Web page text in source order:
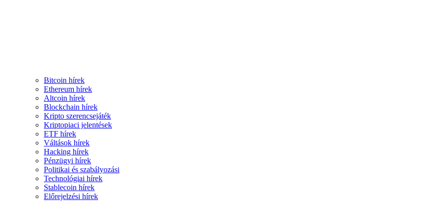
Bitcoin hírek
Ethereum hírek
Altcoin hírek
Blockchain hírek
Kripto szerencsejáték
Kriptopiaci jelentések
ETF hírek
Váltások hírek
Hacking hírek
Pénzügyi hírek
Politikai és szabályozási
Technológiai hírek
Stablecoin hírek
Előrejelzési hírek